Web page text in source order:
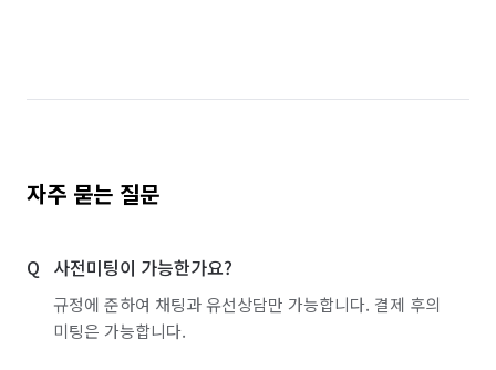
자주 묻는 질문
사전미팅이 가능한가요?
규정에 준하여 채팅과 유선상담만 가능합니다. 결제 후의
미팅은 가능합니다.